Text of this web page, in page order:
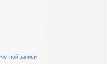
записи